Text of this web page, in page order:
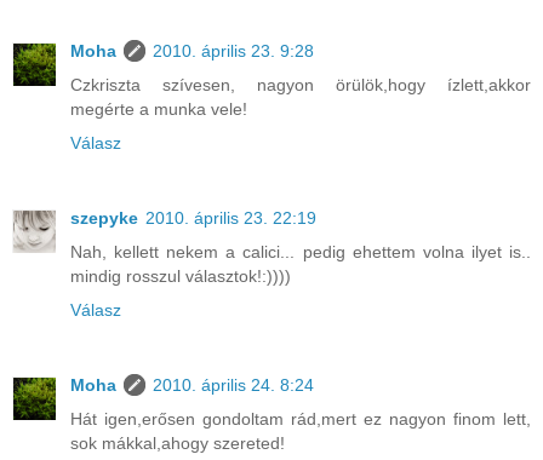
Moha
2010. április 23. 9:28
Czkriszta szívesen, nagyon örülök,hogy ízlett,akkor
megérte a munka vele!
Válasz
szepyke 2010. április 23. 22:19
Nah, kellett nekem a calici... pedig ehettem volna ilyet is..
mindig rosszul választok!:))))
Válasz
Moha
2010. április 24. 8:24
Hát igen,erősen gondoltam rád,mert ez nagyon finom lett,
sok mákkal,ahogy szereted!